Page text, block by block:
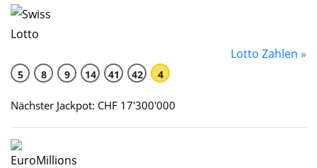
Lotto Zahlen »
5 8 9 14 41 42 4
Nächster Jackpot: CHF 17'300'000